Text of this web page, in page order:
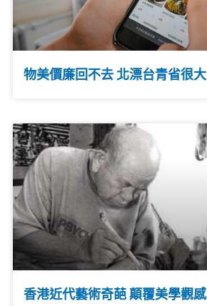
物美價廉回不去 北漂台青省很大
香港近代藝術奇葩 顛覆美學觀感